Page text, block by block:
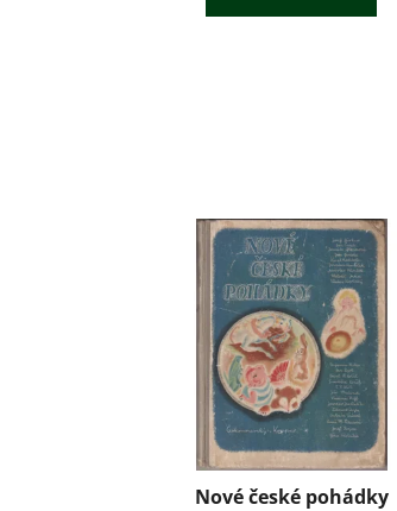
Nové české pohádky